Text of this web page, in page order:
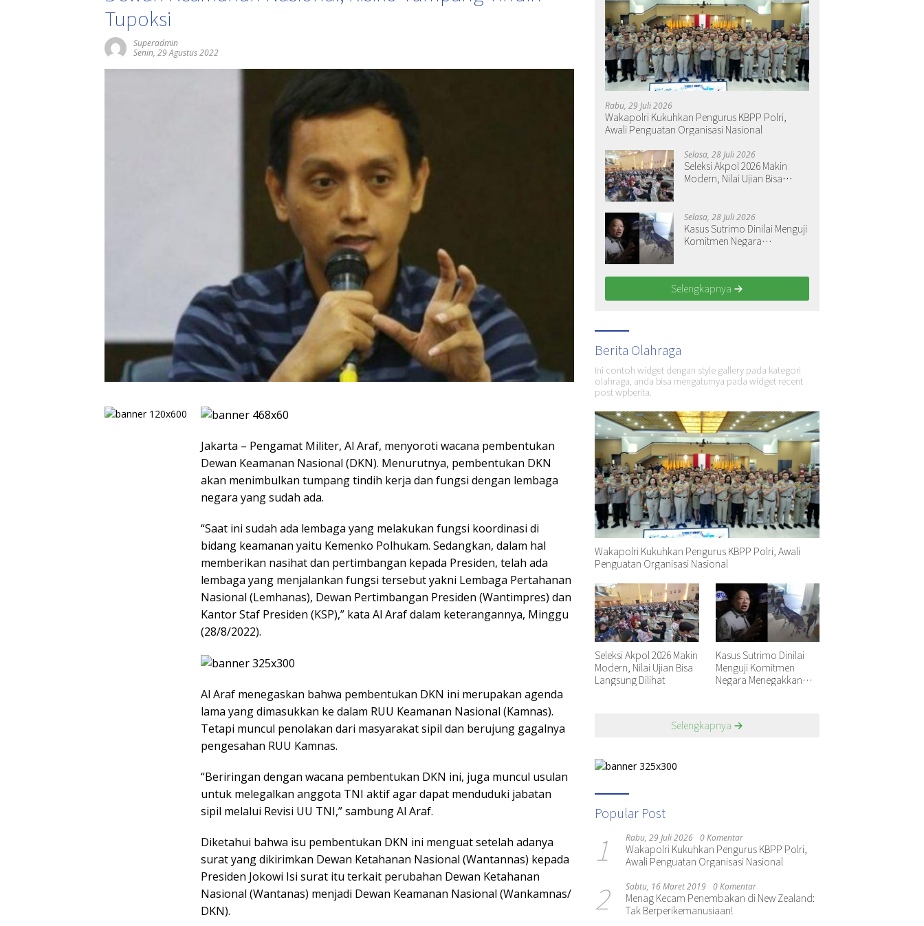
Tupoksi
Superadmin
Senin, 29 Agustus 2022
Jakarta – Pengamat Militer, Al Araf, menyoroti wacana pembentukan
Dewan Keamanan Nasional (DKN). Menurutnya, pembentukan DKN
akan menimbulkan tumpang tindih kerja dan fungsi dengan lembaga
negara yang sudah ada.
“Saat ini sudah ada lembaga yang melakukan fungsi koordinasi di
bidang keamanan yaitu Kemenko Polhukam. Sedangkan, dalam hal
memberikan nasihat dan pertimbangan kepada Presiden, telah ada
lembaga yang menjalankan fungsi tersebut yakni Lembaga Pertahanan
Nasional (Lemhanas), Dewan Pertimbangan Presiden (Wantimpres) dan
Kantor Staf Presiden (KSP),” kata Al Araf dalam keterangannya, Minggu
(28/8/2022).
Al Araf menegaskan bahwa pembentukan DKN ini merupakan agenda
lama yang dimasukkan ke dalam RUU Keamanan Nasional (Kamnas).
Tetapi muncul penolakan dari masyarakat sipil dan berujung gagalnya
pengesahan RUU Kamnas.
“Beriringan dengan wacana pembentukan DKN ini, juga muncul usulan
untuk melegalkan anggota TNI aktif agar dapat menduduki jabatan
sipil melalui Revisi UU TNI,” sambung Al Araf.
Diketahui bahwa isu pembentukan DKN ini menguat setelah adanya
surat yang dikirimkan Dewan Ketahanan Nasional (Wantannas) kepada
Presiden Jokowi Isi surat itu terkait perubahan Dewan Ketahanan
Nasional (Wantanas) menjadi Dewan Keamanan Nasional (Wankamnas/
DKN).
Rabu, 29 Juli 2026
Wakapolri Kukuhkan Pengurus KBPP Polri,
Awali Penguatan Organisasi Nasional
Selasa, 28 Juli 2026
Seleksi Akpol 2026 Makin
Modern, Nilai Ujian Bisa
Selasa, 28 Juli 2026
Kasus Sutrimo Dinilai Menguji
Komitmen Negara
Selengkapnya
Berita Olahraga
Ini contoh widget dengan style gallery pada kategori
olahraga, anda bisa mengaturnya pada widget recent
post wpberita.
Wakapolri Kukuhkan Pengurus KBPP Polri, Awali
Penguatan Organisasi Nasional
Seleksi Akpol 2026 Makin
Modern, Nilai Ujian Bisa
Langsung Dilihat
Kasus Sutrimo Dinilai
Menguji Komitmen
Negara Menegakkan
Selengkapnya
Popular Post
1 Rabu, 29 Juli 2026 0 Komentar
Wakapolri Kukuhkan Pengurus KBPP Polri,
Awali Penguatan Organisasi Nasional
2 Sabtu, 16 Maret 2019 0 Komentar
Menag Kecam Penembakan di New Zealand:
Tak Berperikemanusiaan!